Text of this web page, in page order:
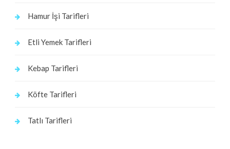
Hamur İşi Tarifleri
Etli Yemek Tarifleri
Kebap Tarifleri
Köfte Tarifleri
Tatlı Tarifleri